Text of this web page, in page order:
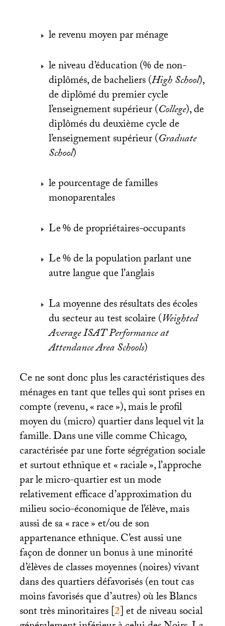
le revenu moyen par ménage
le niveau d’éducation (% de non-
diplômés, de bacheliers (High School),
de diplômé du premier cycle
l’enseignement supérieur (College), de
diplômés du deuxième cycle de
l’enseignement supérieur (Graduate
School)
le pourcentage de familles
monoparentales
Le% de propriétaires-occupants
Le% de la population parlant une
autre langue que l’anglais
La moyenne des résultats des écoles
du secteur au test scolaire (Weighted
AverageISATPerformance at
Attendance Area Schools)
Ce ne sont donc plus les caractéristiques des
ménages en tant que telles qui sont prises en
compte (revenu, «race»), mais le profil
moyen du (micro) quartier dans lequel vit la
famille. Dans une ville comme Chicago,
caractérisée par une forte ségrégation sociale
et surtout ethnique et «raciale», l’approche
par le micro-quartier est un mode
relativement efficace d’approximation du
milieu socio-économique de l’élève, mais
aussi de sa «race» et/ou de son
appartenance ethnique. C’est aussi une
façon de donner un bonus à une minorité
d’élèves de classes moyennes (noires) vivant
dans des quartiers défavorisés (en tout cas
moins favorisés que d’autres) où les Blancs
sont très minoritaires[2]et de niveau social